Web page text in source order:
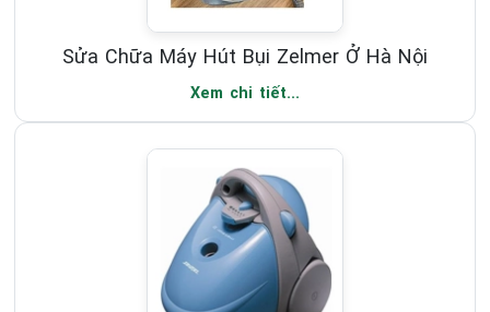
Sửa Chữa Máy Hút Bụi Zelmer Ở Hà Nội
Xem chi tiết...